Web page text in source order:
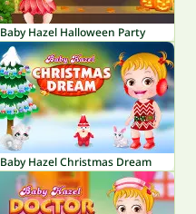
Baby Hazel Halloween Party
Baby Hazel Christmas Dream